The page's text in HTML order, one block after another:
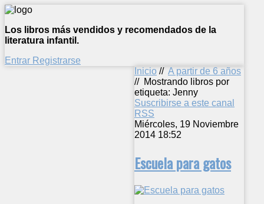
Los libros más vendidos y recomendados de la
literatura infantil.
Entrar Registrarse
Inicio // A partir de 6 años
// Mostrando libros por
etiqueta: Jenny
Suscribirse a este canal
RSS
Miércoles, 19 Noviembre
2014 18:52
Escuela para gatos